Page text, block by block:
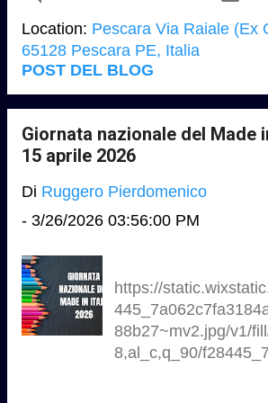
fiume e in prossimità
attrezzato, ha
decenni un motore
urbana. La sua
nel 2014, con la crisi
edilizio, ma il suo
dell’identità collettiva
pescarese.............
RAI regione
https://
deo/2024/11/
demolizione-da-
2025-7e87ecfb-
Location: Pescara Via Raiale (Ex
65128 Pescara PE, Italia
POST DEL BLOG
Giornata nazionale del Made
15 aprile 2026
Di Ruggero Pierdomenico
- 3/26/2026 03:56:00 PM
https://
88b27~mv2.jpg/v1/
8,al_c,q_90/